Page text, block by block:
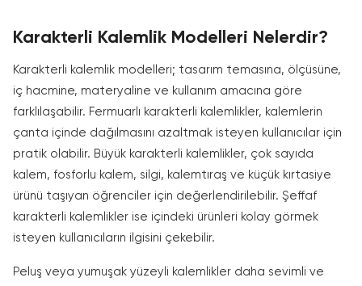
Karakterli Kalemlik Modelleri Nelerdir?
Karakterli kalemlik modelleri; tasarım temasına, ölçüsüne,
iç hacmine, materyaline ve kullanım amacına göre
farklılaşabilir. Fermuarlı karakterli kalemlikler, kalemlerin
çanta içinde dağılmasını azaltmak isteyen kullanıcılar için
pratik olabilir. Büyük karakterli kalemlikler, çok sayıda
kalem, fosforlu kalem, silgi, kalemtıraş ve küçük kırtasiye
ürünü taşıyan öğrenciler için değerlendirilebilir. Şeffaf
karakterli kalemlikler ise içindeki ürünleri kolay görmek
isteyen kullanıcıların ilgisini çekebilir.
Peluş veya yumuşak yüzeyli kalemlikler daha sevimli ve